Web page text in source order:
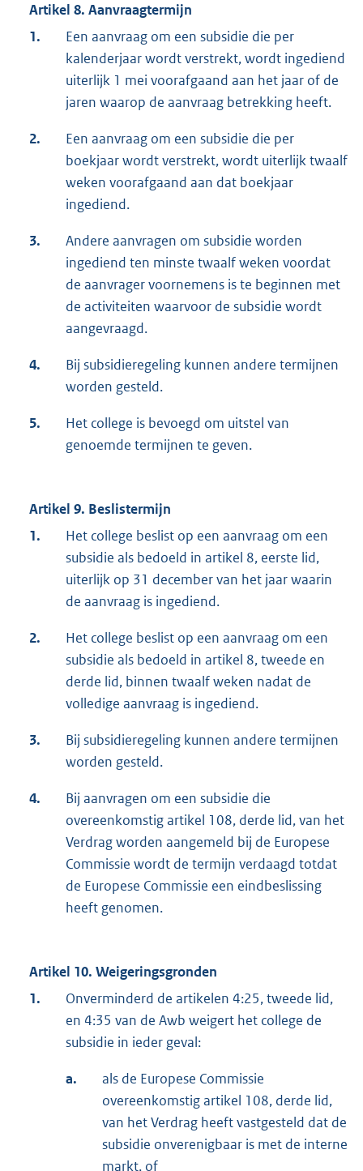
Artikel 8. Aanvraagtermijn
1.
Een aanvraag om een subsidie die per
kalenderjaar wordt verstrekt, wordt ingediend
uiterlijk 1 mei voorafgaand aan het jaar of de
jaren waarop de aanvraag betrekking heeft.
2.
Een aanvraag om een subsidie die per
boekjaar wordt verstrekt, wordt uiterlijk twaalf
weken voorafgaand aan dat boekjaar
ingediend.
3.
Andere aanvragen om subsidie worden
ingediend ten minste twaalf weken voordat
de aanvrager voornemens is te beginnen met
de activiteiten waarvoor de subsidie wordt
aangevraagd.
4.
Bij subsidieregeling kunnen andere termijnen
worden gesteld.
5.
Het college is bevoegd om uitstel van
genoemde termijnen te geven.
Artikel 9. Beslistermijn
1.
Het college beslist op een aanvraag om een
subsidie als bedoeld in artikel 8, eerste lid,
uiterlijk op 31 december van het jaar waarin
de aanvraag is ingediend.
2.
Het college beslist op een aanvraag om een
subsidie als bedoeld in artikel 8, tweede en
derde lid, binnen twaalf weken nadat de
volledige aanvraag is ingediend.
3.
Bij subsidieregeling kunnen andere termijnen
worden gesteld.
4.
Bij aanvragen om een subsidie die
overeenkomstig artikel 108, derde lid, van het
Verdrag worden aangemeld bij de Europese
Commissie wordt de termijn verdaagd totdat
de Europese Commissie een eindbeslissing
heeft genomen.
Artikel 10. Weigeringsgronden
1.
Onverminderd de artikelen 4:25, tweede lid,
en 4:35 van de Awb weigert het college de
subsidie in ieder geval:
a.
als de Europese Commissie
overeenkomstig artikel 108, derde lid,
van het Verdrag heeft vastgesteld dat de
subsidie onverenigbaar is met de interne
markt, of